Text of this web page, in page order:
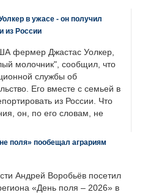
в ужасе - он получил
из России
фермер Джастас Уолкер,
молочник", сообщил, что
службы об
Его вместе с семьей в
из России. Что
он, по его словам, не
поля» пообещал аграриям
Андрей Воробьёв посетил
«День поля – 2026» в